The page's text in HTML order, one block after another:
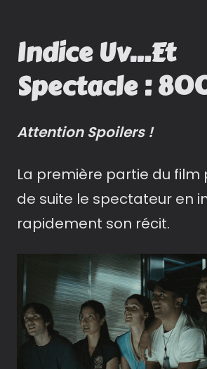
Indice Uv…Et
Spectacle :
Attention Spoilers !
La première partie du film
de suite le spectateur en
rapidement son récit.